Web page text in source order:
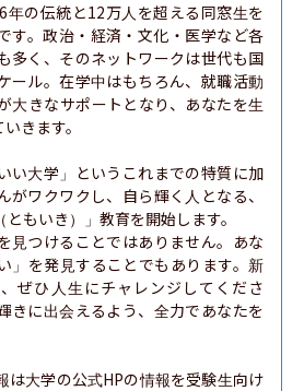
年の伝統と12万人を超える同窓生を
す。政治・経済・文化・医学など各
多く、そのネットワークは世代も国
ール。在学中はもちろん、就職活動
大きなサポートとなり、あなたを生
きます。
い大学」というこれまでの特質に加
がワクワクし、自ら輝く人となる、
もいき）」教育を開始します。
見つけることではありません。あな
」を発見することでもあります。新
ぜひ人生にチャレンジしてくださ
きに出会えるよう、全力であなたを
大学の公式HPの情報を受験生向け